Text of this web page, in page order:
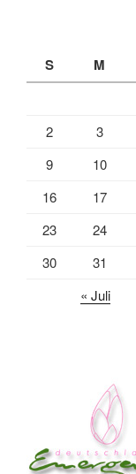
S M
2
3
9
10
16
17
23
24
30
31
« Juli